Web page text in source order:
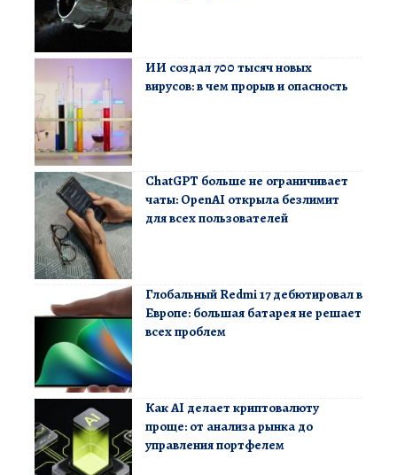
ИИ создал 700 тысяч новых
вирусов: в чем прорыв и опасность
ChatGPT больше не ограничивает
чаты: OpenAI открыла безлимит
для всех пользователей
Глобальный Redmi 17 дебютировал в
Европе: большая батарея не решает
всех проблем
Как AI делает криптовалюту
проще: от анализа рынка до
управления портфелем